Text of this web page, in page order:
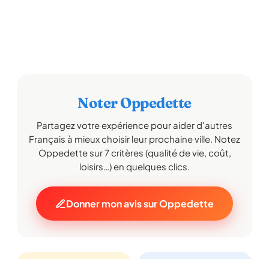
Noter Oppedette
Partagez votre expérience pour aider d'autres
Français à mieux choisir leur prochaine ville. Notez
Oppedette sur 7 critères (qualité de vie, coût,
loisirs…) en quelques clics.
Donner mon avis sur Oppedette